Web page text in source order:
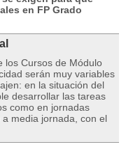
en FP Grado
los Cursos de Módulo
serán muy variables
en la situación del
desarrollar las tareas
como en jornadas
media jornada, con el